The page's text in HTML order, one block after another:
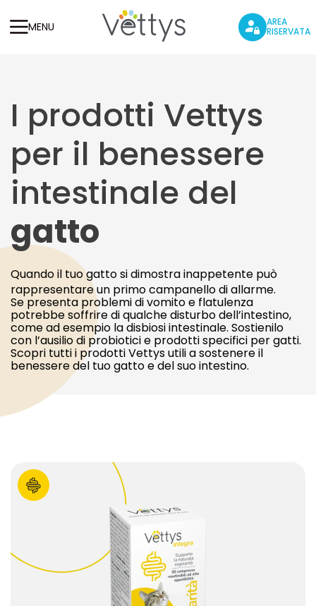
MENU
AREA
RISERVATA
I prodotti Vettys
per il benessere
intestinale del
gatto
Quando il tuo gatto si dimostra inappetente può
rappresentare un primo campanello di allarme.
Se presenta problemi di vomito e flatulenza
potrebbe soffrire di qualche disturbo dell’intestino,
come ad esempio la disbiosi intestinale. Sostienilo
con l’ausilio di probiotici e prodotti specifici per gatti.
Scopri tutti i prodotti Vettys utili a sostenere il
benessere del tuo gatto e del suo intestino.